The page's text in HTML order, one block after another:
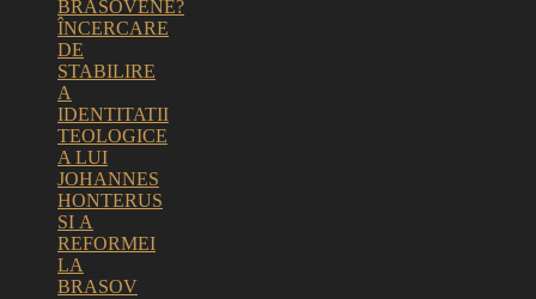
BRASOVENE?
ÎNCERCARE
DE
STABILIRE
A
IDENTITATII
TEOLOGICE
A LUI
JOHANNES
HONTERUS
SI A
REFORMEI
LA
BRASOV